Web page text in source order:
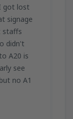
got lost
signage
staffs
didn't
A20 is
see
no A1